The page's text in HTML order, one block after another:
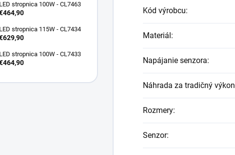
LED stropnica 100W - CL7463
LED stropnica 115W - CL7434
LED stropnica 100W - CL7433
Kód výrobcu:
Materiál:
Napájanie senzora:
Náhrada za tradičný výkon
Rozmery:
Senzor: